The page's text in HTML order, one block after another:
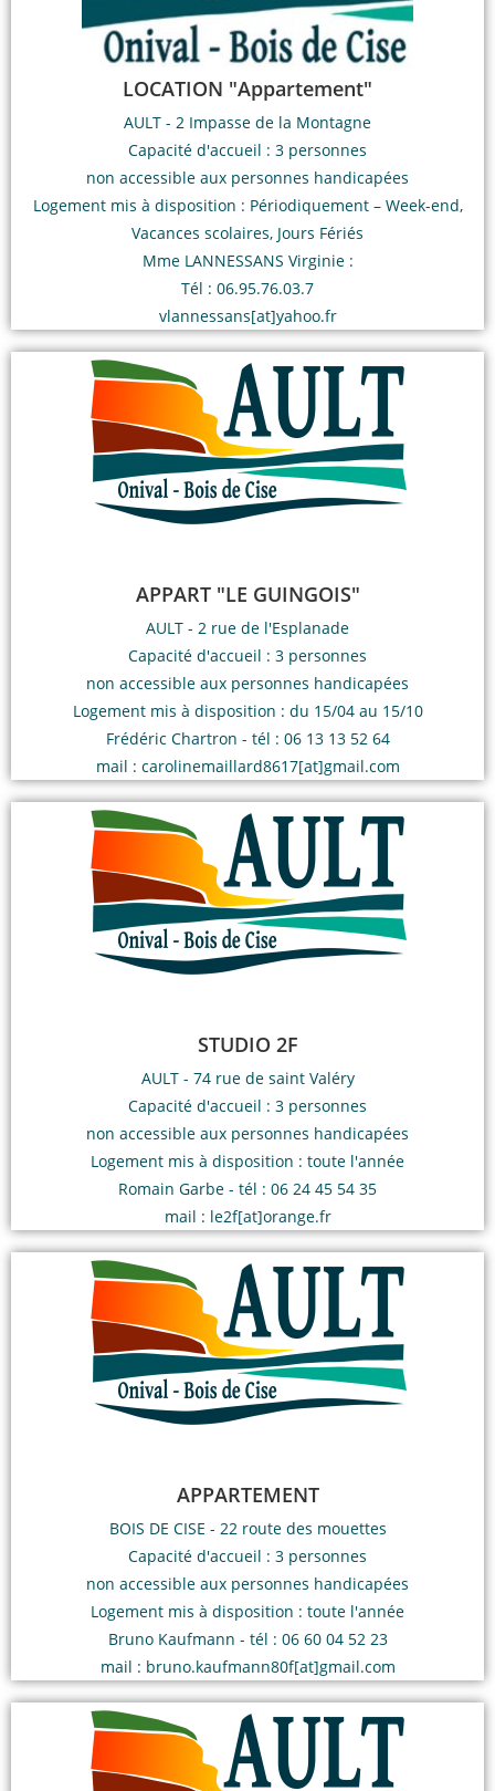
LOCATION "Appartement"
AULT - 2 Impasse de la Montagne
Capacité d'accueil : 3 personnes
non accessible aux personnes handicapées
Logement mis à disposition : Périodiquement – Week-end,
Vacances scolaires, Jours Fériés
Mme LANNESSANS Virginie :
Tél : 06.95.76.03.7
vlannessans[at]yahoo.fr
APPART "LE GUINGOIS"
AULT - 2 rue de l'Esplanade
Capacité d'accueil : 3 personnes
non accessible aux personnes handicapées
Logement mis à disposition : du 15/04 au 15/10
Frédéric Chartron - tél : 06 13 13 52 64
mail : carolinemaillard8617[at]gmail.com
STUDIO 2F
AULT - 74 rue de saint Valéry
Capacité d'accueil : 3 personnes
non accessible aux personnes handicapées
Logement mis à disposition : toute l'année
Romain Garbe - tél : 06 24 45 54 35
mail : le2f[at]orange.fr
APPARTEMENT
BOIS DE CISE - 22 route des mouettes
Capacité d'accueil : 3 personnes
non accessible aux personnes handicapées
Logement mis à disposition : toute l'année
Bruno Kaufmann - tél : 06 60 04 52 23
mail : bruno.kaufmann80f[at]gmail.com